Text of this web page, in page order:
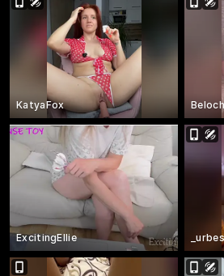
KatyaFox
ExcitingEllie